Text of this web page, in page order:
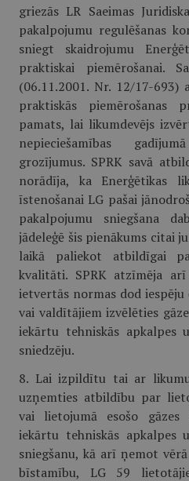
griezās LR Saeimas
pakalpojumu regulēšanas
sniegt skaidrojumu
praktiskai piemērošanai.
(06.11.2001. Nr. 12/17-
praktiskās piemērošanas
pamats, lai likumdevējs
nepieciešamības
grozījumus. SPRK savā
norādīja, ka Enerģētikas
īstenošanai LG pašai
pakalpojumu sniegšana
jādeleģē šis pienākums citai
laikā paliekot atbildīgai
kvalitāti. SPRK atzīmēja
ietvertās normas dod
vai valdītājiem izvēlēties
iekārtu tehniskās apkalpes
sniedzēju.
8. Lai izpildītu tai ar
uzņemties atbildību par
vai lietojumā esošo gāzes
iekārtu tehniskās apkalpes
sniegšanu, kā arī ņemot
bīstamību, LG 59